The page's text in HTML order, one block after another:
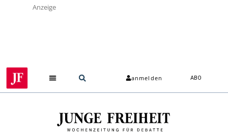
Anzeige
anmelden ABO